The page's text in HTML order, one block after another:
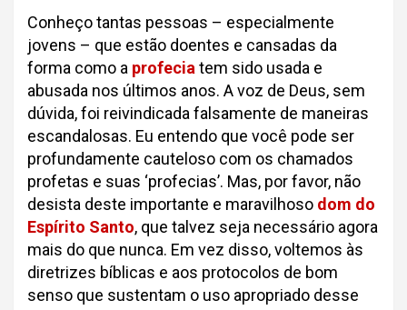
Conheço tantas pessoas – especialmente
jovens – que estão doentes e cansadas da
forma como a profecia tem sido usada e
abusada nos últimos anos. A voz de Deus, sem
dúvida, foi reivindicada falsamente de maneiras
escandalosas. Eu entendo que você pode ser
profundamente cauteloso com os chamados
profetas e suas ‘profecias’. Mas, por favor, não
desista deste importante e maravilhoso dom do
Espírito Santo, que talvez seja necessário agora
mais do que nunca. Em vez disso, voltemos às
diretrizes bíblicas e aos protocolos de bom
senso que sustentam o uso apropriado desse